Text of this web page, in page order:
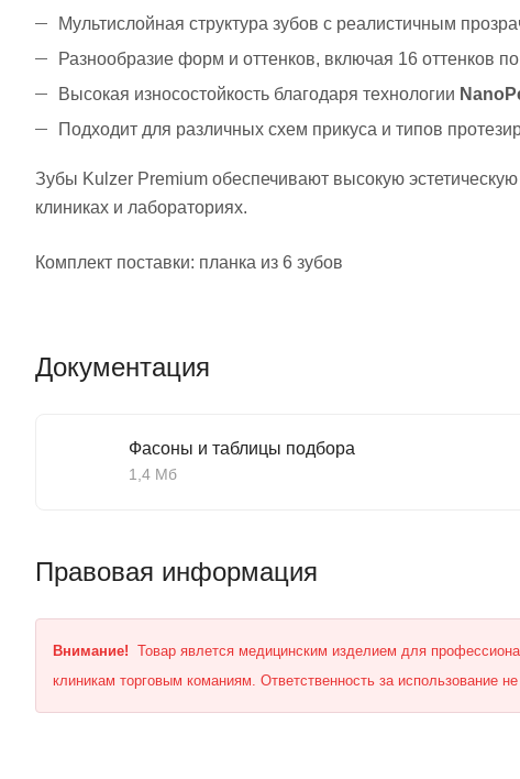
Мультислойная структура зубов с реалистичным
Разнообразие форм и оттенков, включая 16 оттенков
Высокая износостойкость благодаря технологии
Подходит для различных схем прикуса и типов
Зубы Kulzer Premium обеспечивают высокую
клиниках и лабораториях.
Комплект поставки: планка из 6 зубов
Документация
Фасоны и таблицы подбора
1,4 Мб
Правовая информация
Внимание! Товар явлется медицинским изделием для
клиникам торговым команиям. Ответственность за использование